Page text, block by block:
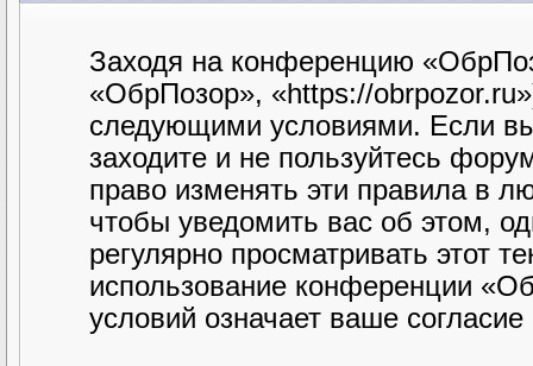
Заходя на конференцию
«ОбрПозор», «https://
следующими условиями. Если
заходите и не пользуйтесь
право изменять эти правила в
чтобы уведомить вас об этом,
регулярно просматривать этот
использование конференции
условий означает ваше